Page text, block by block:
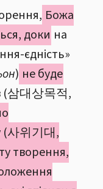
Божа
доки на
єдність»
) не буде
(삼대상목적,
(사위기대,
творення,